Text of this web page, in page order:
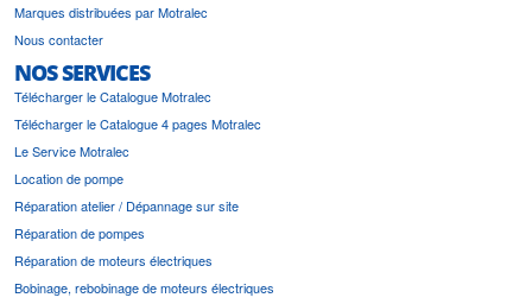
Marques distribuées par Motralec
Nous contacter
NOS SERVICES
Télécharger le Catalogue Motralec
Télécharger le Catalogue 4 pages Motralec
Le Service Motralec
Location de pompe
Réparation atelier / Dépannage sur site
Réparation de pompes
Réparation de moteurs électriques
Bobinage, rebobinage de moteurs électriques